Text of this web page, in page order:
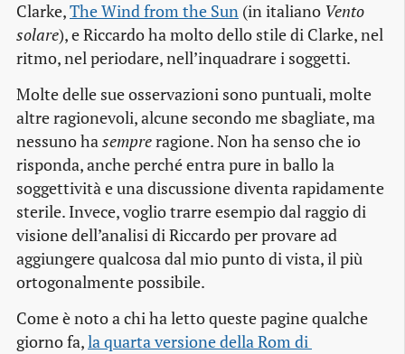
Clarke,The Wind from the Sun (in italiano Vento
solare), e Riccardo ha molto dello stile di Clarke, nel
ritmo, nel periodare, nell’inquadrare i soggetti.
Molte delle sue osservazioni sono puntuali, molte
altre ragionevoli, alcune secondo me sbagliate, ma
nessuno hasempreragione. Non ha senso che io
risponda, anche perché entra pure in ballo la
soggettività e una discussione diventa rapidamente
sterile. Invece, voglio trarre esempio dal raggio di
visione dell’analisi di Riccardo per provare ad
aggiungere qualcosa dal mio punto di vista, il più
ortogonalmente possibile.
Come è noto a chi ha letto queste pagine qualche
giorno fa,la quarta versione della Rom di